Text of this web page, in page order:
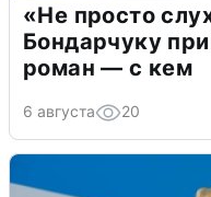
«Не просто
Бондарчуку
роман — с кем
6 августа 20